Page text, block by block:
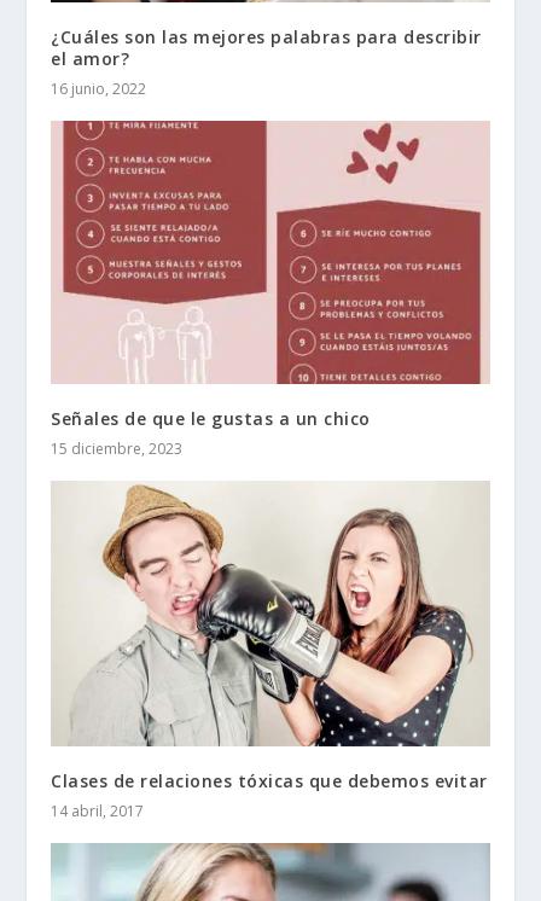
¿Cuáles son las mejores palabras para describir
el amor?
16 junio, 2022
Señales de que le gustas a un chico
15 diciembre, 2023
Clases de relaciones tóxicas que debemos evitar
14 abril, 2017